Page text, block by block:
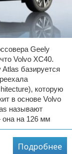
Geely
Volvo XC40.
базируется
которую
в основе Volvo
называют
она на 126 мм
Подробнее